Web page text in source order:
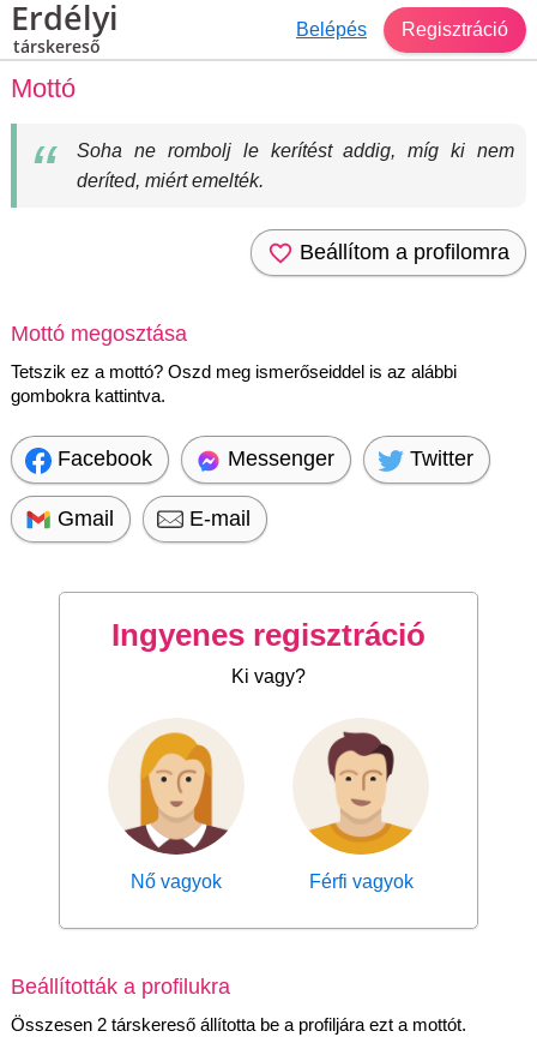
Erdélyi
társkereső
Belépés Regisztráció
Mottó
Soha ne rombolj le kerítést addig, míg ki nem
deríted, miért emelték.
Beállítom a profilomra
Mottó megosztása
Tetszik ez a mottó? Oszd meg ismerőseiddel is az alábbi
gombokra kattintva.
Facebook Messenger Twitter
Gmail E-mail
Ingyenes regisztráció
Ki vagy?
Nő vagyok Férfi vagyok
Beállították a profilukra
Összesen 2 társkereső állította be a profiljára ezt a mottót.